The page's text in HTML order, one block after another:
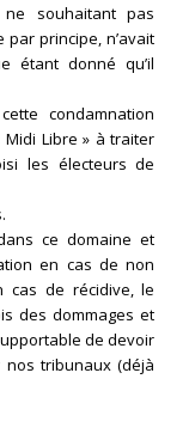
souhaitant pas
par principe, n’avait
étant donné qu’il
condamnation
Libre » à traiter
les électeurs de
ce domaine et
en cas de non
cas de récidive, le
des dommages et
de devoir
tribunaux (déjà